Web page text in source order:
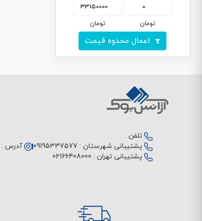
تومان تومان
اعمال محدوه قیمت
تلفن :
پشتیبانی شهرستان : 09195337577
پشتیبانی تهران : 02166408000
آدرس :